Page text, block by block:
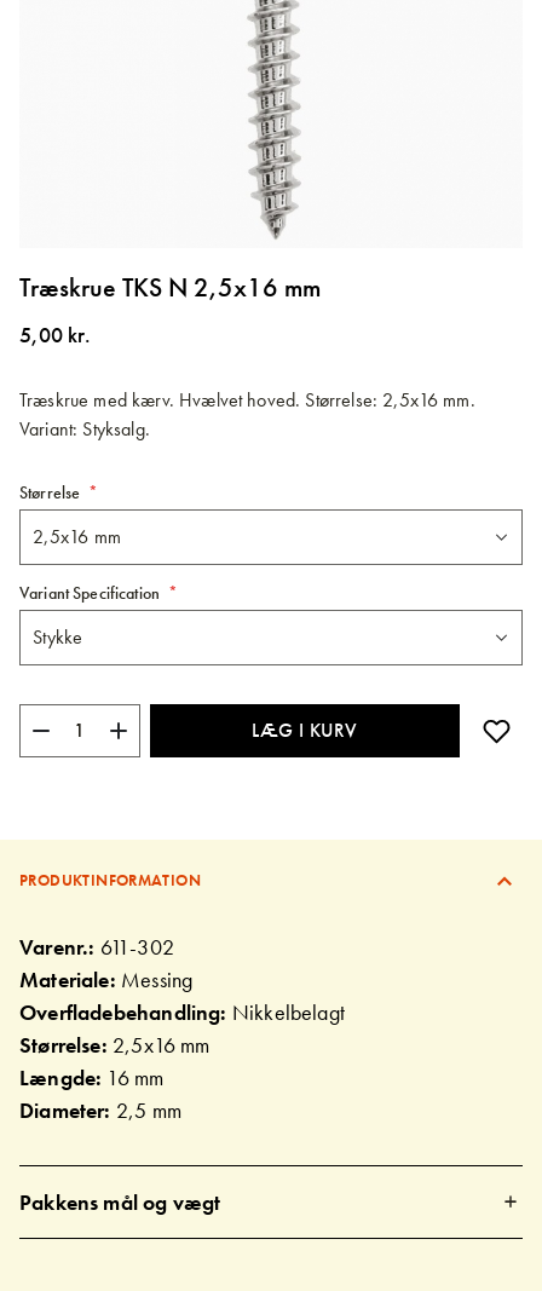
til
starten
billedgalleriet
Træskrue TKS N 2,5x16 mm
5,00 kr.
Træskrue med kærv. Hvælvet hoved. Størrelse: 2,5x16 mm.
Variant: Styksalg.
Størrelse
Variant Specification
LÆG I KURV
PRODUKTINFORMATION
Varenr.: 611-302
Materiale: Messing
Overfladebehandling: Nikkelbelagt
Størrelse: 2,5x16 mm
Længde: 16 mm
Diameter: 2,5 mm
Pakkens mål og vægt